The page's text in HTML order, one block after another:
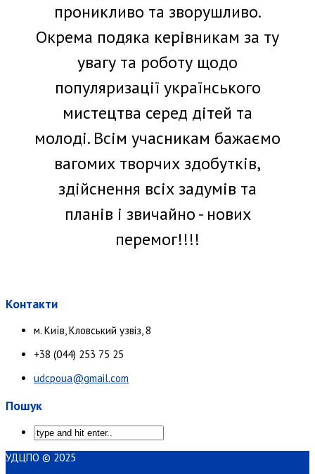
проникливо та зворушливо.
Окрема подяка керівникам за ту
увагу та роботу щодо
популяризації українського
мистецтва серед дітей та
молоді. Всім учасникам бажаємо
вагомих творчих здобутків,
здійснення всіх задумів та
планів і звичайно - нових
перемог!!!!
Контакти
м. Київ, Кловський узвіз, 8
+38 (044) 253 75 25
udcpoua@gmail.com
Пошук
УДЦПО © 2025